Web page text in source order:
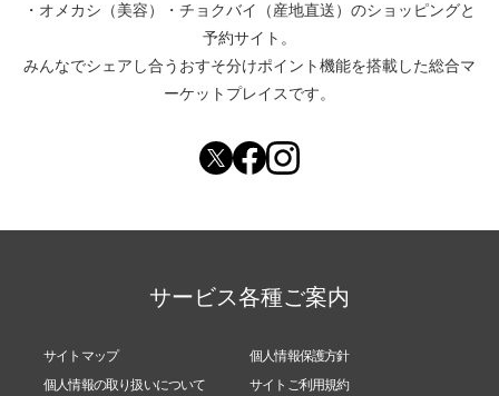
・ オメカシ（美容） ・ チョクバイ（産地直送） のショッピングと
予約サイト。
みんなでシェアし合う おすそ分けポイント機能を搭載した総合マ
ーケットプレイスです。
サービス各種ご案内
サイトマップ
個人情報保護方針
個人情報の取り扱いについて
サイトご利用規約